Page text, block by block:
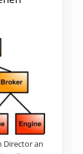
Director an